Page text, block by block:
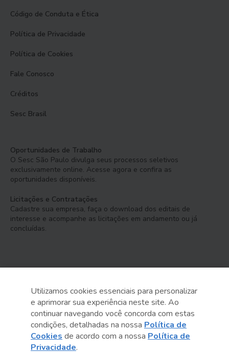
Código de Conduta e Ética
Política de Privacidade
Política de Cookies
Fale Conosco
Créditos
Sesc Brasil
Oportunidades de Trabalho
O Sesc São Paulo divulga seus processos seletivos
exclusivamente online. Acesse agora e confira as
oportunidades disponíveis.
Licitações e Contratações
Cadastre sua empresa, faça o download dos editais de
interesse e acompanhe as licitações em andamento ou já
concluídas.
Serviço Social do Comércio
Administração Regional no Estado de São Paulo
Sesc São Paulo por aí:
Utilizamos cookies essenciais para personalizar
e aprimorar sua experiência neste site. Ao
continuar navegando você concorda com estas
condições, detalhadas na nossa Política de
Cookies de acordo com a nossa Política de
Privacidade.